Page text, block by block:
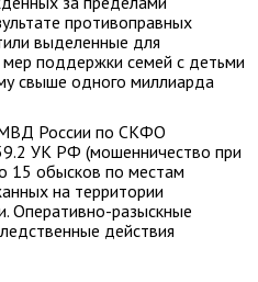
противоправных
выделенные для
мер поддержки семей с детьми
свыше одного миллиарда
МВД России по СКФО
УК РФ (мошенничество при
15 обысков по местам
на территории
Оперативно-разыскные
действия